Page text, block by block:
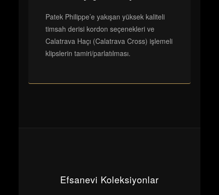
Patek Philippe’e yakışan yüksek kaliteli
timsah derisi kordon seçenekleri ve
Calatrava Haçı (Calatrava Cross) işlemeli
klipslerin tamiri/parlatılması.
Efsanevi Koleksiyonlar